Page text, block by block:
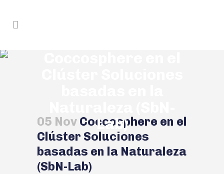
Lab)
05 Nov Coccosphere en el
Clúster Soluciones
basadas en la Naturaleza
(SbN-Lab)